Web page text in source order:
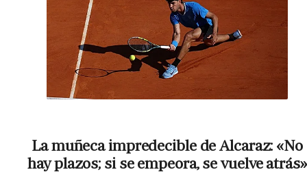
La muñeca impredecible de Alcaraz: «No
hay plazos; si se empeora, se vuelve atrás»